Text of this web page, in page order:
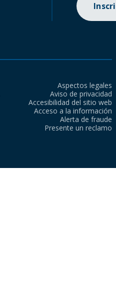
Aspectos legales
Aviso de privacidad
Accesibilidad del sitio web
Acceso a la información
Alerta de fraude
Presente un reclamo